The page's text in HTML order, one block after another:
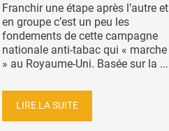
Franchir une étape après l’autre et
en groupe c’est un peu les
fondements de cette campagne
nationale anti-tabac qui « marche
» au Royaume-Uni. Basée sur la ...
LIRE LA SUITE